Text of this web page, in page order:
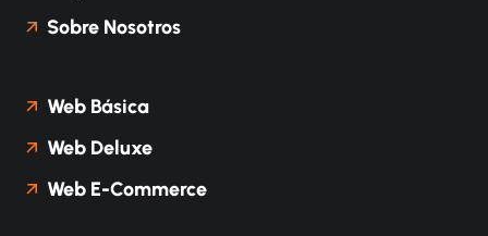
Sobre Nosotros
Web Básica
Web Deluxe
Web E-Commerce